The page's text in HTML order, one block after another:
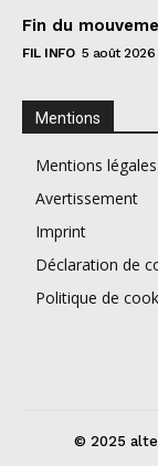
Fin du
FIL INFO 5 août 2026
Mentions
Mentions légales
Avertissement
Imprint
Déclaration de
Politique de
© 2025